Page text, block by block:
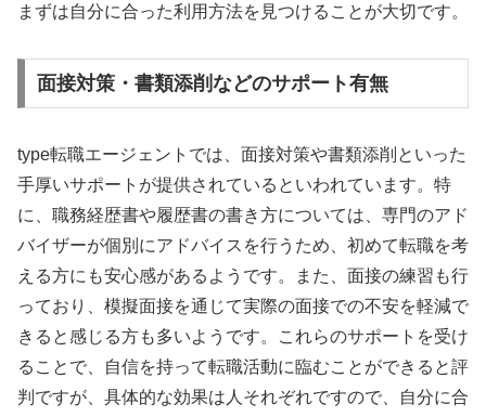
まずは自分に合った利用方法を見つけることが大切です。
面接対策・書類添削などのサポート有無
type転職エージェントでは、面接対策や書類添削といった
手厚いサポートが提供されているといわれています。特
に、職務経歴書や履歴書の書き方については、専門のアド
バイザーが個別にアドバイスを行うため、初めて転職を考
える方にも安心感があるようです。また、面接の練習も行
っており、模擬面接を通じて実際の面接での不安を軽減で
きると感じる方も多いようです。これらのサポートを受け
ることで、自信を持って転職活動に臨むことができると評
判ですが、具体的な効果は人それぞれですので、自分に合